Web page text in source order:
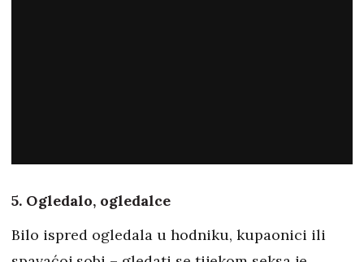
5. Ogledalo, ogledalce
Bilo ispred ogledala u hodniku, kupaonici ili